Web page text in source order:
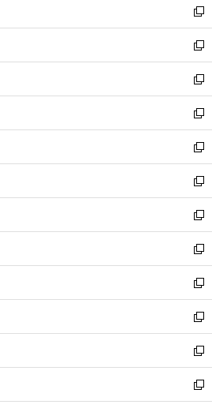
く
で
開
く
ド
ウ
で
開
く
新
し
い
ウ
ィ
ン
ド
ウ
で
開
く
新
し
い
ウ
ィ
ン
ド
ウ
で
開
く
新
し
い
ウ
ィ
ン
ド
ウ
で
開
く
新
し
い
ウ
ィ
ン
ド
ウ
で
開
く
新
し
い
ウ
ィ
ン
ド
ウ
で
開
く
新
し
い
ウ
ィ
ン
ド
ウ
で
開
く
新
し
い
ウ
ィ
ン
ド
ウ
で
開
く
新
し
い
ウ
ィ
ン
ド
ウ
で
開
新
し
い
ウ
ィ
ン
ド
ウ
新
し
い
ウ
ィ
ン
新
し
い
ウ
新
し